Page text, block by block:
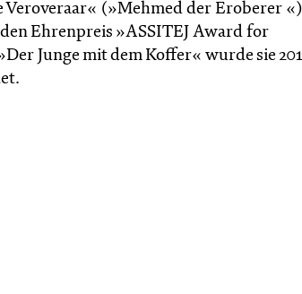
(»Mehmed der Eroberer «)
Ehrenpreis »ASSITEJ Award for
Junge mit dem Koffer« wurde sie